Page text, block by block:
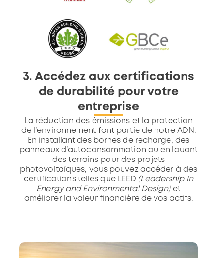
3. Accédez aux certifications
de durabilité pour votre
entreprise
La réduction des émissions et la protection
de l’environnement font partie de notre ADN.
En installant des bornes de recharge, des
panneaux d’autoconsommation ou en louant
des terrains pour des projets
photovoltaïques, vous pouvez accéder à des
certifications telles que LEED (Leadership in
Energy and Environmental Design)et
améliorer la valeur financière de vos actifs.